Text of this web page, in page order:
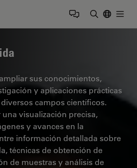
sus conocimientos,
y aplicaciones prácticas
campos científicos.
visualización precisa,
y avances en la
información detallada sobre
técnicas de obtención de
de muestras y análisis de